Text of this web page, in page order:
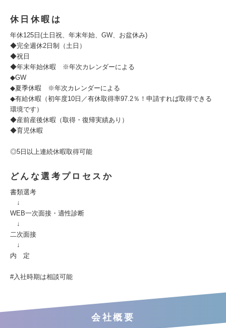
休日休暇は
年休125日(土日祝、年末年始、GW、お盆休み)
◆完全週休2日制（土日）
◆祝日
◆年末年始休暇 ※年次カレンダーによる
◆GW
◆夏季休暇 ※年次カレンダーによる
◆有給休暇（初年度10日／有休取得率97.2％！申請すれば取得できる
環境です）
◆産前産後休暇（取得・復帰実績あり）
◆育児休暇
◎5日以上連続休暇取得可能
どんな選考プロセスか
書類選考
↓
WEB一次面接・適性診断
↓
二次面接
↓
内 定
#入社時期は相談可能
会社概要